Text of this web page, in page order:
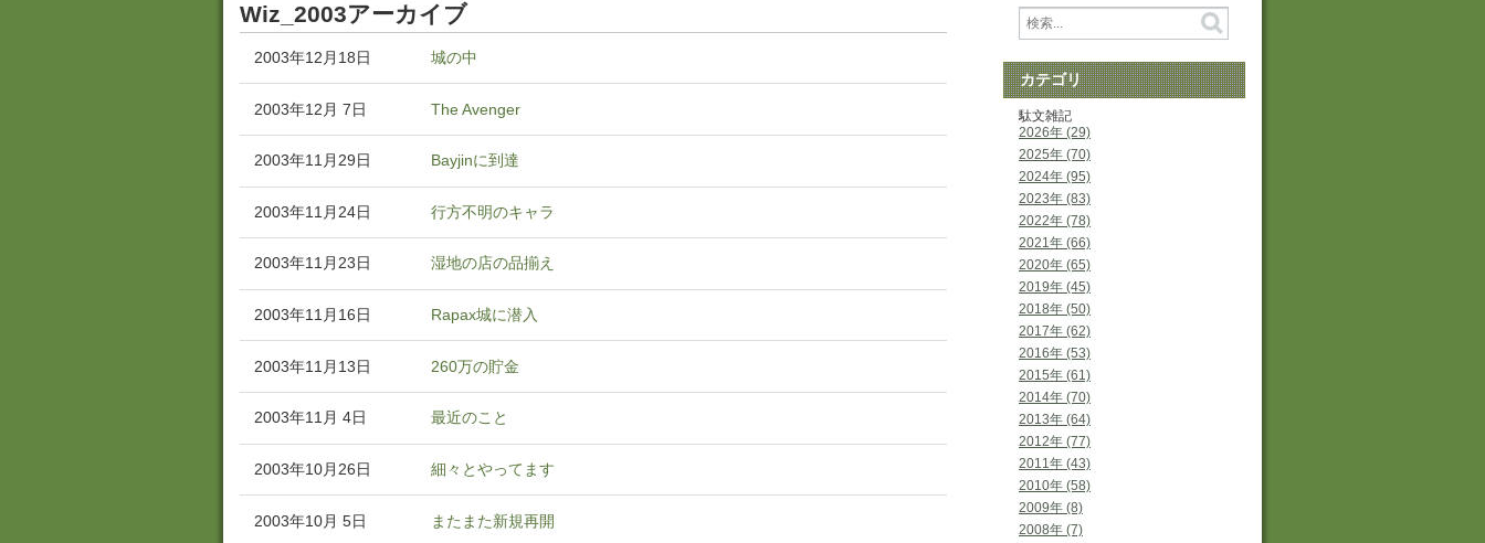
Wiz_2003アーカイブ
2003年12月18日 城の中
2003年12月 7日 The Avenger
2003年11月29日 Bayjinに到達
2003年11月24日 行方不明のキャラ
2003年11月23日 湿地の店の品揃え
2003年11月16日 Rapax城に潜入
2003年11月13日 260万の貯金
2003年11月 4日 最近のこと
2003年10月26日 細々とやってます
2003年10月 5日 またまた新規再開
カテゴリ
駄文雑記
2026年 (29)
2025年 (70)
2024年 (95)
2023年 (83)
2022年 (78)
2021年 (66)
2020年 (65)
2019年 (45)
2018年 (50)
2017年 (62)
2016年 (53)
2015年 (61)
2014年 (70)
2013年 (64)
2012年 (77)
2011年 (43)
2010年 (58)
2009年 (8)
2008年 (7)